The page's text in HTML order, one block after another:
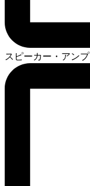
スピーカー・アンプ